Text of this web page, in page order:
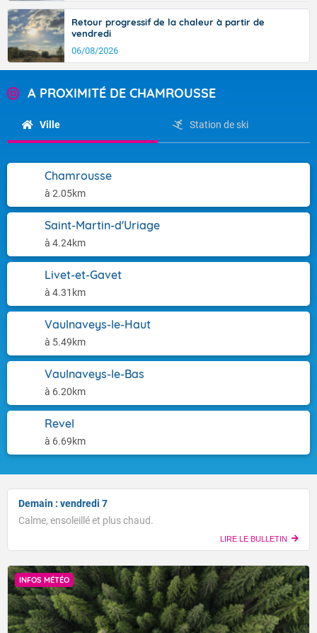
Retour progressif de la chaleur à partir de
vendredi
06/08/2026
A PROXIMITÉ DE CHAMROUSSE
Ville Station de ski
Chamrousse
à 2.05km
Saint-Martin-d'Uriage
à 4.24km
Livet-et-Gavet
à 4.31km
Vaulnaveys-le-Haut
à 5.49km
Vaulnaveys-le-Bas
à 6.20km
Revel
à 6.69km
Demain : vendredi 7
Calme, ensoleillé et plus chaud.
LIRE LE BULLETIN
INFOS MÉTÉO